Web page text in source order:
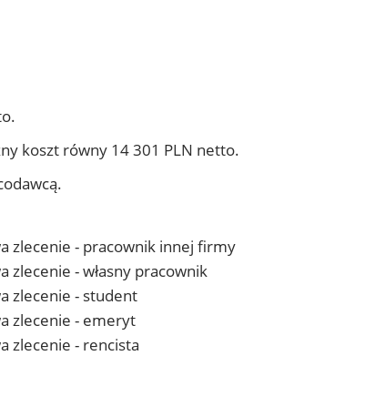
koszt równy 14 301 PLN netto.
zlecenie - pracownik innej firmy
- własny pracownik
zlecenie - student
zlecenie - emeryt
zlecenie - rencista